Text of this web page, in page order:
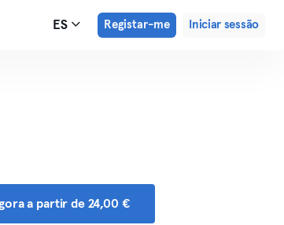
ES Registar-me Iniciar sessão
a partir de 24,00 €